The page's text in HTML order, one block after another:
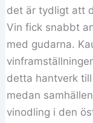
det är tydligt att
Vin fick snabbt
med gudarna.
detta hantverk
medan
vinodling i den